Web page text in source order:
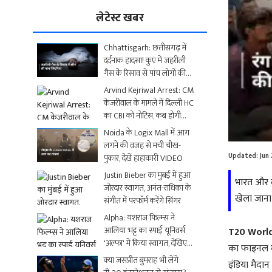
लेटेस्ट खबर
Chhattisgarh: छत्तीसगढ़ में
दर्दनाक हादसा! कुएं में जहरीली
गैस के रिसाव से पांच लोगों की
मौत
Arvind Kejriwal Arrest: CM
केजरीवाल के मामले में दिल्ली HC
का CBI को नोटिस, कब होगी
अगली सुनवाई?
Noida के Logix Mall में आग
लगने की वजह से मची चीख-
पुकार, देखें हाहाकारी VIDEO
Justin Bieber का मुंबई में हुआ
जोरदार स्वागत, अनंत-राधिका के
संगीत में परफॉर्म करेंगे सिंगर
Alpha: यशराज फिल्म्स ने
आलिया भट्ट का स्पाई यूनिवर्स
'अल्फा' में किया स्वागत, देखिए
धमाकेदार Video
क्या जसप्रीत बुमराह भी लेंगे
भारत और
खेला
Updated:
T20
का फाइनल
इंडिया